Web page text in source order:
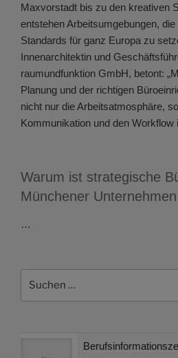
Maxvorstadt bis zu den kreativen
entstehen Arbeitsumgebungen,
Standards für ganz Europa zu
Innenarchitektin und
raumundfunktion GmbH, betont:
Planung und der richtigen
nicht nur die Arbeitsatmosphäre,
Kommunikation und den Workflow
Warum ist strategische
Münchener Unternehmen
…